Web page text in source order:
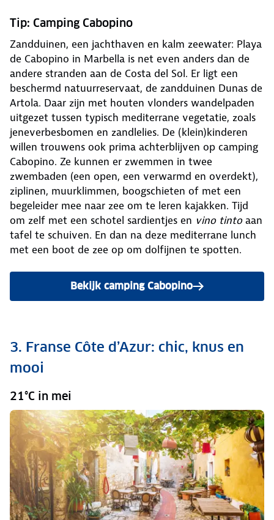
Tip: Camping Cabopino
Zandduinen, een jachthaven en kalm zeewater: Playa
de Cabopino in Marbella is net even anders dan de
andere stranden aan de Costa del Sol. Er ligt een
beschermd natuurreservaat, de zandduinen Dunas de
Artola. Daar zijn met houten vlonders wandelpaden
uitgezet tussen typisch mediterrane vegetatie, zoals
jeneverbesbomen en zandlelies. De (klein)kinderen
willen trouwens ook prima achterblijven op camping
Cabopino. Ze kunnen er zwemmen in twee
zwembaden (een open, een verwarmd en overdekt),
ziplinen, muurklimmen, boogschieten of met een
begeleider mee naar zee om te leren kajakken. Tijd
om zelf met een schotel sardientjes en vino tintoaan
tafel te schuiven. En dan na deze mediterrane lunch
met een boot de zee op om dolfijnen te spotten.
Bekijk camping Cabopino
3. Franse Côte d’Azur: chic, knus en
mooi
21°C in mei